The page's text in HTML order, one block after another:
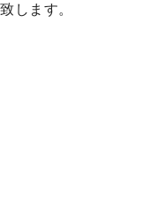
します。